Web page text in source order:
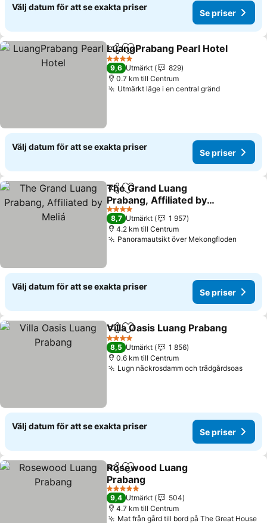
Välj datum för att se exakta priser
Se priser
Dela Lägg till i Mina Favoriter
LuangPrabang Pearl Hotel
4 Stjärnor
9,6 Utmärkt
829
0.7 km till Centrum
Utmärkt läge i en central gränd
Välj datum för att se exakta priser
Se priser
Dela Lägg till i Mina Favoriter
The Grand Luang
Prabang, Affiliated by
Meliá
4 Stjärnor
8,7 Utmärkt
1 957
4.2 km till Centrum
Panoramautsikt över Mekongfloden
Välj datum för att se exakta priser
Se priser
Dela Lägg till i Mina Favoriter
Villa Oasis Luang Prabang
4 Stjärnor
8,5 Utmärkt
1 856
0.6 km till Centrum
Lugn näckrosdamm och trädgårdsoas
Välj datum för att se exakta priser
Se priser
Dela Lägg till i Mina Favoriter
Rosewood Luang
Prabang
5 Stjärnor
9,4 Utmärkt
504
4.7 km till Centrum
Mat från gård till bord på The Great House